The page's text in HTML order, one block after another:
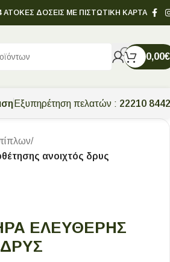
ΑΤΟΚΕΣ ΔΟΣΕΙΣ ΜΕ ΠΙΣΤΩΤΙΚΗ ΚΑΡΤΑ
0,00€
Εξυπηρέτηση πελατών : 22210
/
ανοιχτός δρυς
ΕΛΕΎΘΕΡΗΣ